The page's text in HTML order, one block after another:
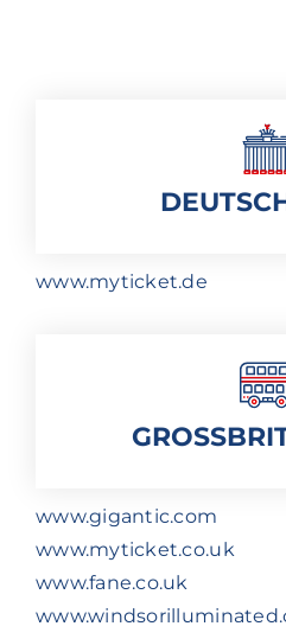
www.myticket.de
www.gigantic.com
www.myticket.co.uk
www.fane.co.uk